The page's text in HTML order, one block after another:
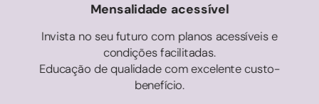
Mensalidade acessível
Invista no seu futuro com planos acessíveis e
condições facilitadas.
Educação de qualidade com excelente custo-
benefício.